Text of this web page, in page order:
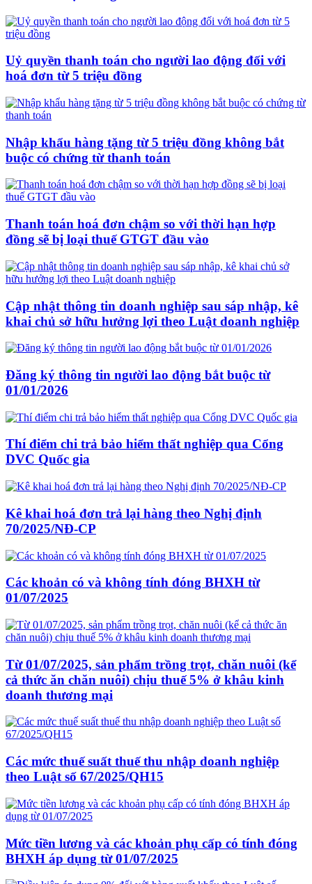
Uỷ quyền thanh toán cho người lao động đối với
hoá đơn từ 5 triệu đồng
Nhập khẩu hàng tặng từ 5 triệu đồng không bắt
buộc có chứng từ thanh toán
Thanh toán hoá đơn chậm so với thời hạn hợp
đồng sẽ bị loại thuế GTGT đầu vào
Cập nhật thông tin doanh nghiệp sau sáp nhập, kê
khai chủ sở hữu hưởng lợi theo Luật doanh nghiệp
Đăng ký thông tin người lao động bắt buộc từ
01/01/2026
Thí điểm chi trả bảo hiểm thất nghiệp qua Cổng
DVC Quốc gia
Kê khai hoá đơn trả lại hàng theo Nghị định
70/2025/NĐ-CP
Các khoản có và không tính đóng BHXH từ
01/07/2025
Từ 01/07/2025, sản phẩm trồng trọt, chăn nuôi (kể
cả thức ăn chăn nuôi) chịu thuế 5% ở khâu kinh
doanh thương mại
Các mức thuế suất thuế thu nhập doanh nghiệp
theo Luật số 67/2025/QH15
Mức tiền lương và các khoản phụ cấp có tính đóng
BHXH áp dụng từ 01/07/2025